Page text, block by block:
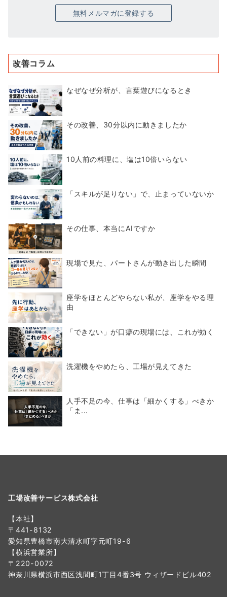
無料メルマガに登録する
改善コラム
なぜなぜ分析が、言葉遊びになるとき
その改善、30分以内に動きましたか
10人前の料理に、塩は10倍いらない
「スキルが足りない」で、止まっていないか
その仕事、本当にAIですか
現場で見た、パートさんが動き出した瞬間
座学をほとんどやらない私が、座学をやる理
由
「できない」が口癖の現場には、これが効く
洗濯機をやめたら、工場が見えてきた
人手不足の今、仕事は「細かくする」べきか
「ま...
工場改善サービス株式会社
【本社】
〒441-8132
愛知県豊橋市南大清水町字元町19-6
【横浜営業所】
〒220-0072
神奈川県横浜市西区浅間町1丁目4番3号 ウィザードビル402